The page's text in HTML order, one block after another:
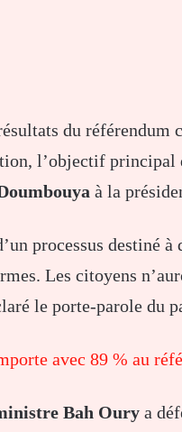
du référendum
l’objectif
à la
processus destiné
Les citoyens
le porte-parole du
avec 89 % au
Bah Oury a